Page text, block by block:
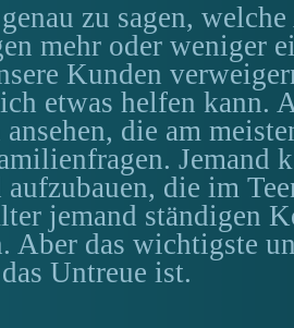
zu sagen,
mehr oder weniger
Kunden
etwas helfen kann.
die am
Jemand
die im
jemand ständigen
Aber das wichtigste
Untreue ist.